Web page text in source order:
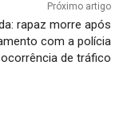
Próximo artigo
rapaz morre após
com a polícia
de tráfico